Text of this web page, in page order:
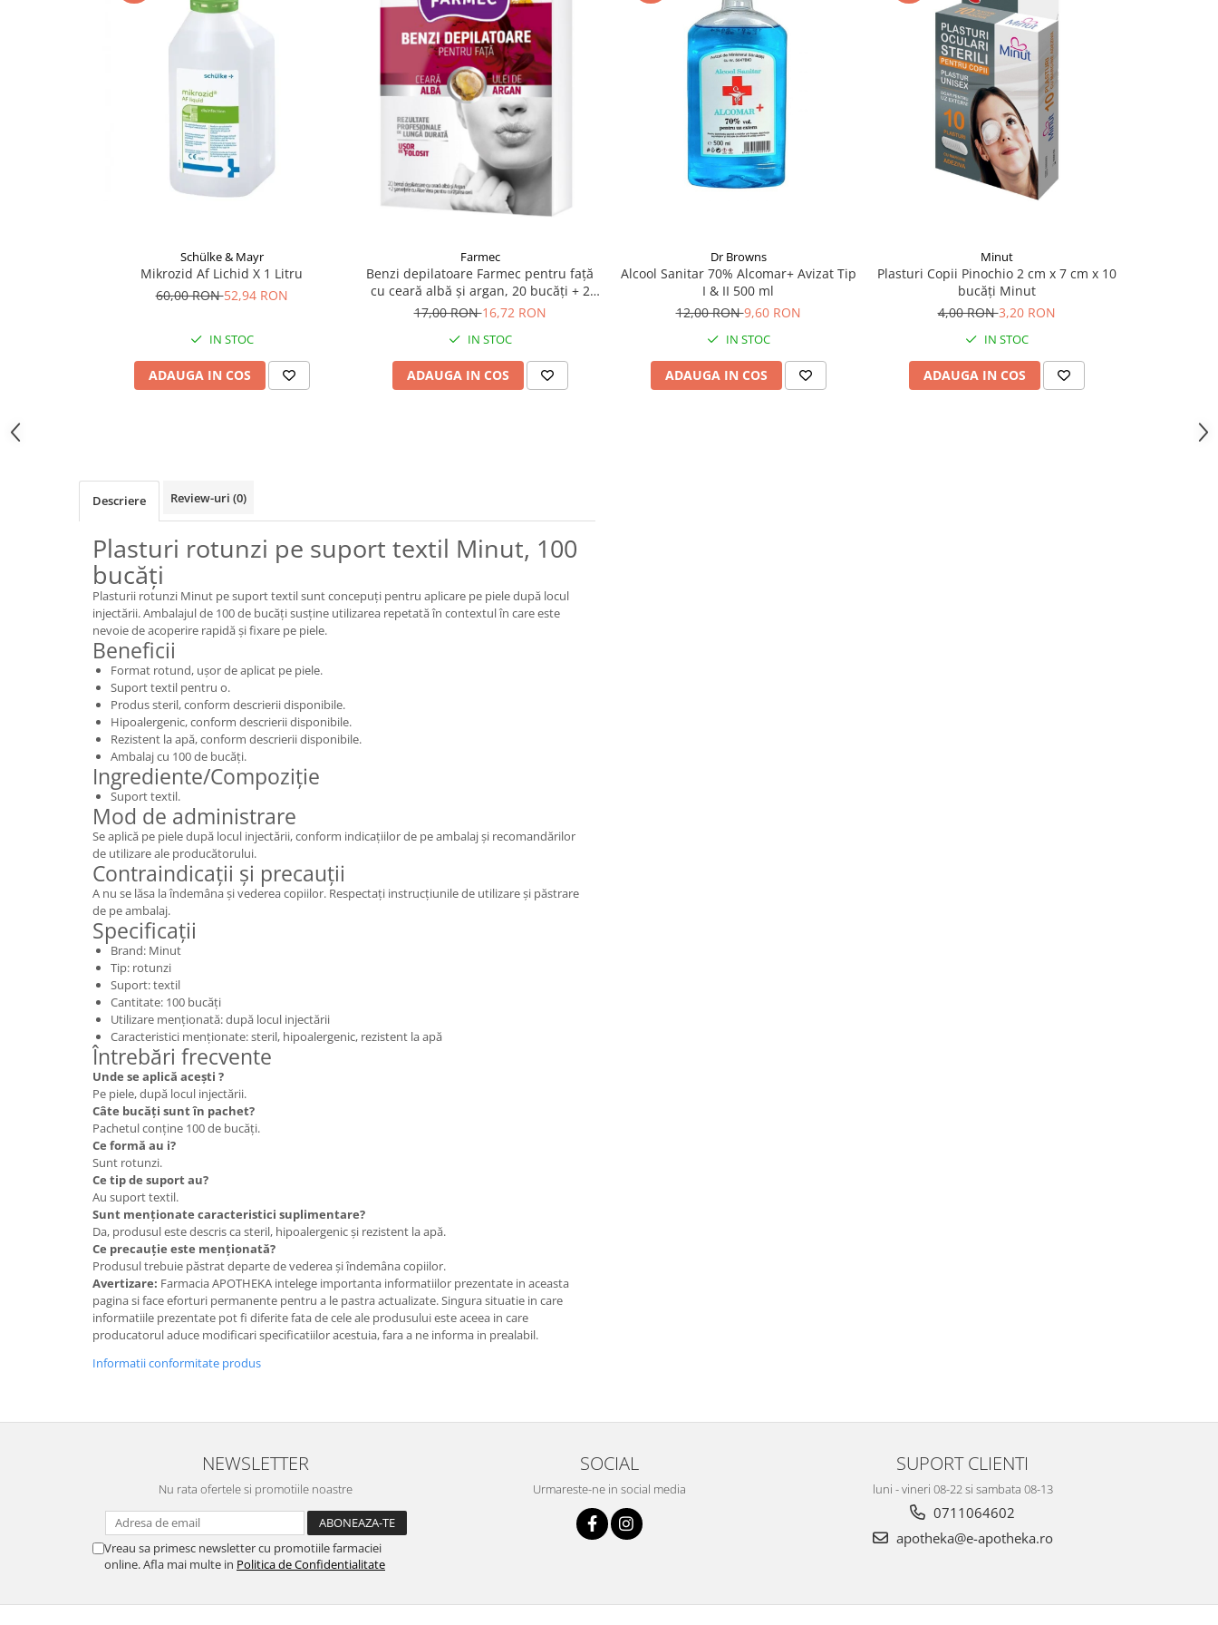
Schülke & Mayr
Mikrozid Af Lichid X 1 Litru
60,00 RON52,94 RON
IN STOC
ADAUGA IN COS
Farmec
Benzi depilatoare Farmec pentru față
cu ceară albă și argan, 20 bucăți + 2
șervețele
17,00 RON16,72 RON
IN STOC
ADAUGA IN COS
Dr Browns
Alcool Sanitar 70% Alcomar+ Avizat Tip
I & II 500 ml
12,00 RON9,60 RON
IN STOC
ADAUGA IN COS
Minut
Plasturi Copii Pinochio 2 cm x 7 cm x 10
bucăți Minut
4,00 RON3,20 RON
IN STOC
ADAUGA IN COS
Descriere Review-uri (0)
Plasturi rotunzi pe suport textil Minut, 100
bucăți
Plasturii rotunzi Minut pe suport textil sunt concepuți pentru aplicare pe piele după locul
injectării. Ambalajul de 100 de bucăți susține utilizarea repetată în contextul în care este
nevoie de acoperire rapidă și fixare pe piele.
Beneficii
Format rotund, ușor de aplicat pe piele.
Suport textil pentru o.
Produs steril, conform descrierii disponibile.
Hipoalergenic, conform descrierii disponibile.
Rezistent la apă, conform descrierii disponibile.
Ambalaj cu 100 de bucăți.
Ingrediente/Compoziție
Suport textil.
Mod de administrare
Se aplică pe piele după locul injectării, conform indicațiilor de pe ambalaj și recomandărilor
de utilizare ale producătorului.
Contraindicații și precauții
A nu se lăsa la îndemâna și vederea copiilor. Respectați instrucțiunile de utilizare și păstrare
de pe ambalaj.
Specificații
Brand: Minut
Tip: rotunzi
Suport: textil
Cantitate: 100 bucăți
Utilizare menționată: după locul injectării
Caracteristici menționate: steril, hipoalergenic, rezistent la apă
Întrebări frecvente
Unde se aplică acești ?
Pe piele, după locul injectării.
Câte bucăți sunt în pachet?
Pachetul conține 100 de bucăți.
Ce formă au i?
Sunt rotunzi.
Ce tip de suport au?
Au suport textil.
Sunt menționate caracteristici suplimentare?
Da, produsul este descris ca steril, hipoalergenic și rezistent la apă.
Ce precauție este menționată?
Produsul trebuie păstrat departe de vederea și îndemâna copiilor.
Avertizare: Farmacia APOTHEKA intelege importanta informatiilor prezentate in aceasta
pagina si face eforturi permanente pentru a le pastra actualizate. Singura situatie in care
informatiile prezentate pot fi diferite fata de cele ale produsului este aceea in care
producatorul aduce modificari specificatiilor acestuia, fara a ne informa in prealabil.
Informatii conformitate produs
NEWSLETTER
Nu rata ofertele si promotiile noastre
Vreau sa primesc newsletter cu promotiile farmaciei
online. Afla mai multe in Politica de Confidentialitate
SOCIAL
Urmareste-ne in social media
SUPORT CLIENTI
luni - vineri 08-22 si sambata 08-13
0711064602
apotheka@e-apotheka.ro